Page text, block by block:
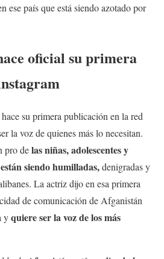
ese país que está siendo azotado por
oficial su primera
su primera publicación en la red
la voz de quienes más lo necesitan.
pro delas niñas, adolescentes y
siendo humilladas,denigradas y
La actriz dijo en esa primera
de comunicación de Afganistán
yquiere ser la voz de los más